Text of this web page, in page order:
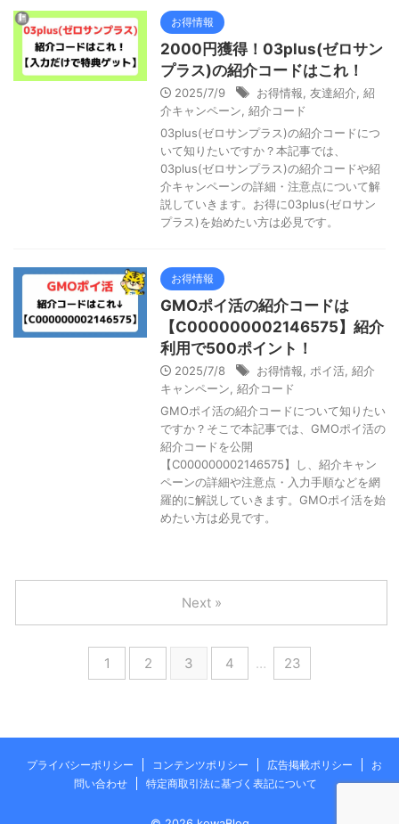
お得情報
2000円獲得！03plus(ゼロサン
プラス)の紹介コードはこれ！
2025/7/9 お得情報 友達紹介 紹
介キャンペーン 紹介コード
03plus(ゼロサンプラス)の紹介コードにつ
いて知りたいですか？本記事では、
03plus(ゼロサンプラス)の紹介コードや紹
介キャンペーンの詳細・注意点について解
説していきます。お得に03plus(ゼロサン
プラス)を始めたい方は必見です。
お得情報
GMOポイ活の紹介コードは
【C000000002146575】紹介
利用で500ポイント！
2025/7/8 お得情報 ポイ活 紹介
キャンペーン 紹介コード
GMOポイ活の紹介コードについて知りたい
ですか？そこで本記事では、GMOポイ活の
紹介コードを公開
【C000000002146575】し、紹介キャン
ペーンの詳細や注意点・入力手順などを網
羅的に解説していきます。GMOポイ活を始
めたい方は必見です。
1 2 3 4 … 23
Next »
プライバシーポリシー コンテンツポリシー 広告掲載ポリシー
お
問い合わせ
特定商取引法に基づく表記について